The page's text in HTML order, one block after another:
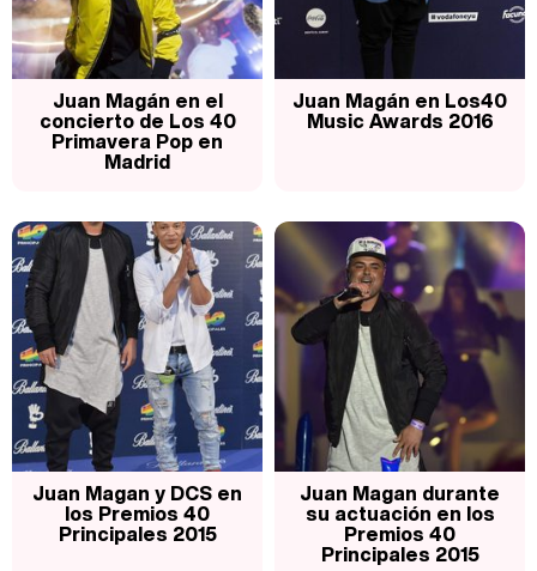
Juan Magán en el
concierto de Los 40
Primavera Pop en
Madrid
Juan Magán en Los40
Music Awards 2016
Juan Magan y DCS en
los Premios 40
Principales 2015
Juan Magan durante
su actuación en los
Premios 40
Principales 2015